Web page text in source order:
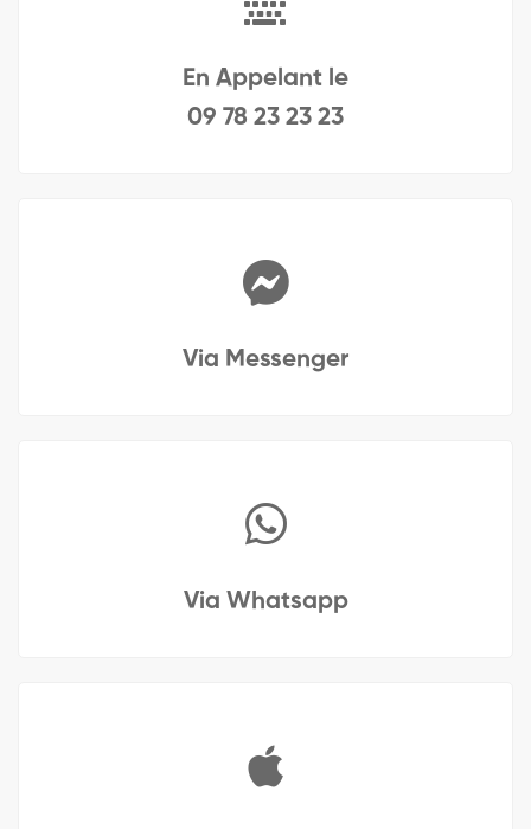
En Appelant le
09 78 23 23 23
Via Messenger
Via Whatsapp